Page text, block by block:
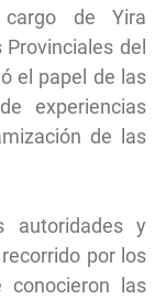
de Yira
del
el papel de las
experiencias
de las
autoridades y
por los
conocieron las